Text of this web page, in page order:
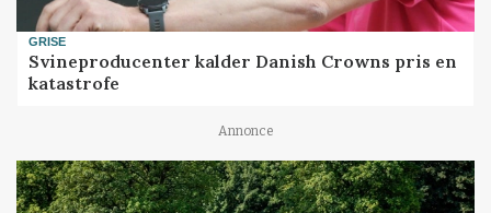
GRISE
Svineproducenter kalder Danish Crowns pris en
katastrofe
Annonce